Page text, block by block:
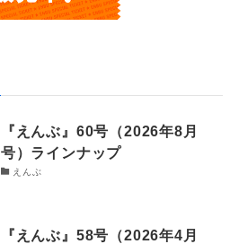
『えんぶ』60号（2026年8月
号）ラインナップ
えんぶ
『えんぶ』58号（2026年4月